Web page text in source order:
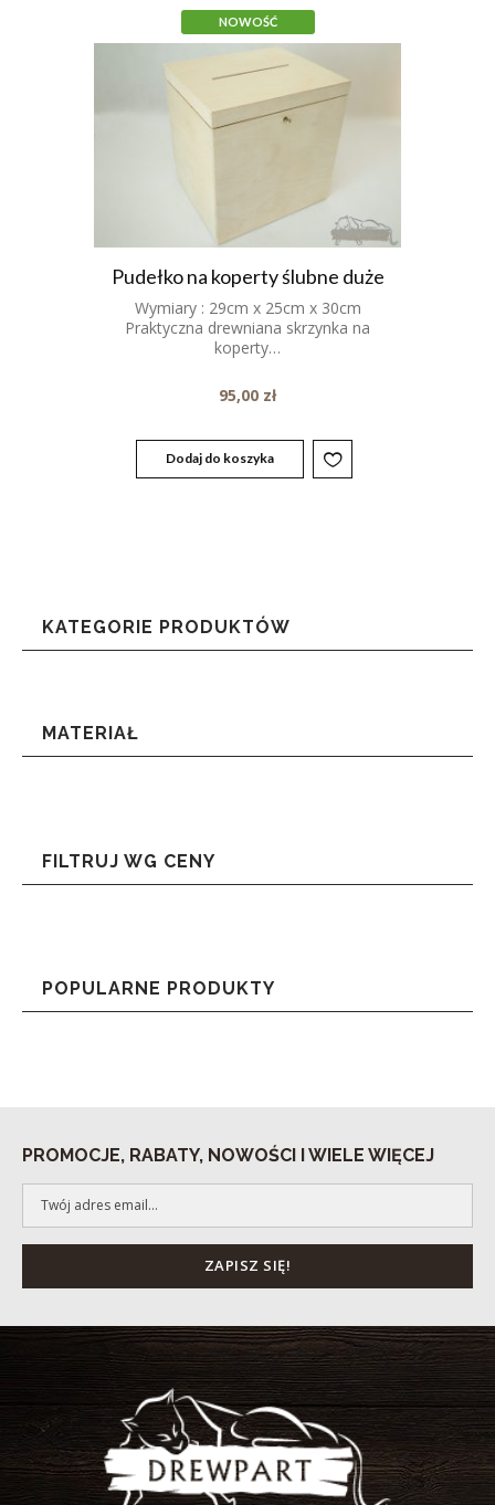
NOWOŚĆ
Pudełko na koperty ślubne duże
Wymiary : 29cm x 25cm x 30cm
Praktyczna drewniana skrzynka na
koperty…
95,00 zł
Dodaj do koszyka
KATEGORIE PRODUKTÓW
MATERIAŁ
FILTRUJ WG CENY
POPULARNE PRODUKTY
PROMOCJE, RABATY, NOWOŚCI I WIELE WIĘCEJ